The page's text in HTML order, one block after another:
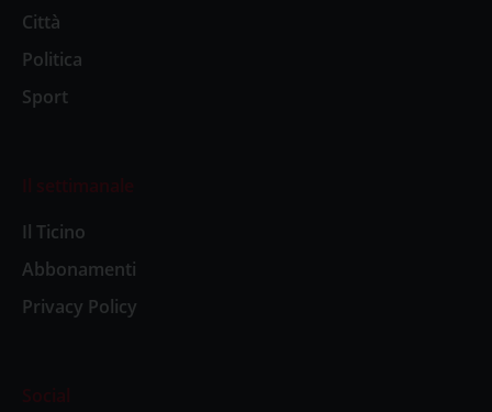
Città
Politica
Sport
Il settimanale
Il Ticino
Abbonamenti
Privacy Policy
Social